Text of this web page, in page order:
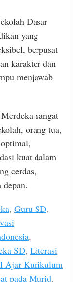
Dasar
yang
berpusat
karakter dan
menjawab
sangat
orang tua,
kuat dalam
cerdas,
depan.
, Guru SD,
,
SD, Literasi
Ajar Kurikulum
pada Murid,